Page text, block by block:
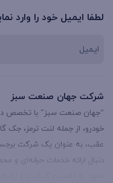
لطفا ایمیل خود را وارد
شرکت جهان صنعت سبز
“جهان صنعت سبز” با تخصص در
خودرو، از جمله لنت ترمز،
عقب، به عنوان یک شرکت
دنبال ارائه خدمات حرفه‌ای و